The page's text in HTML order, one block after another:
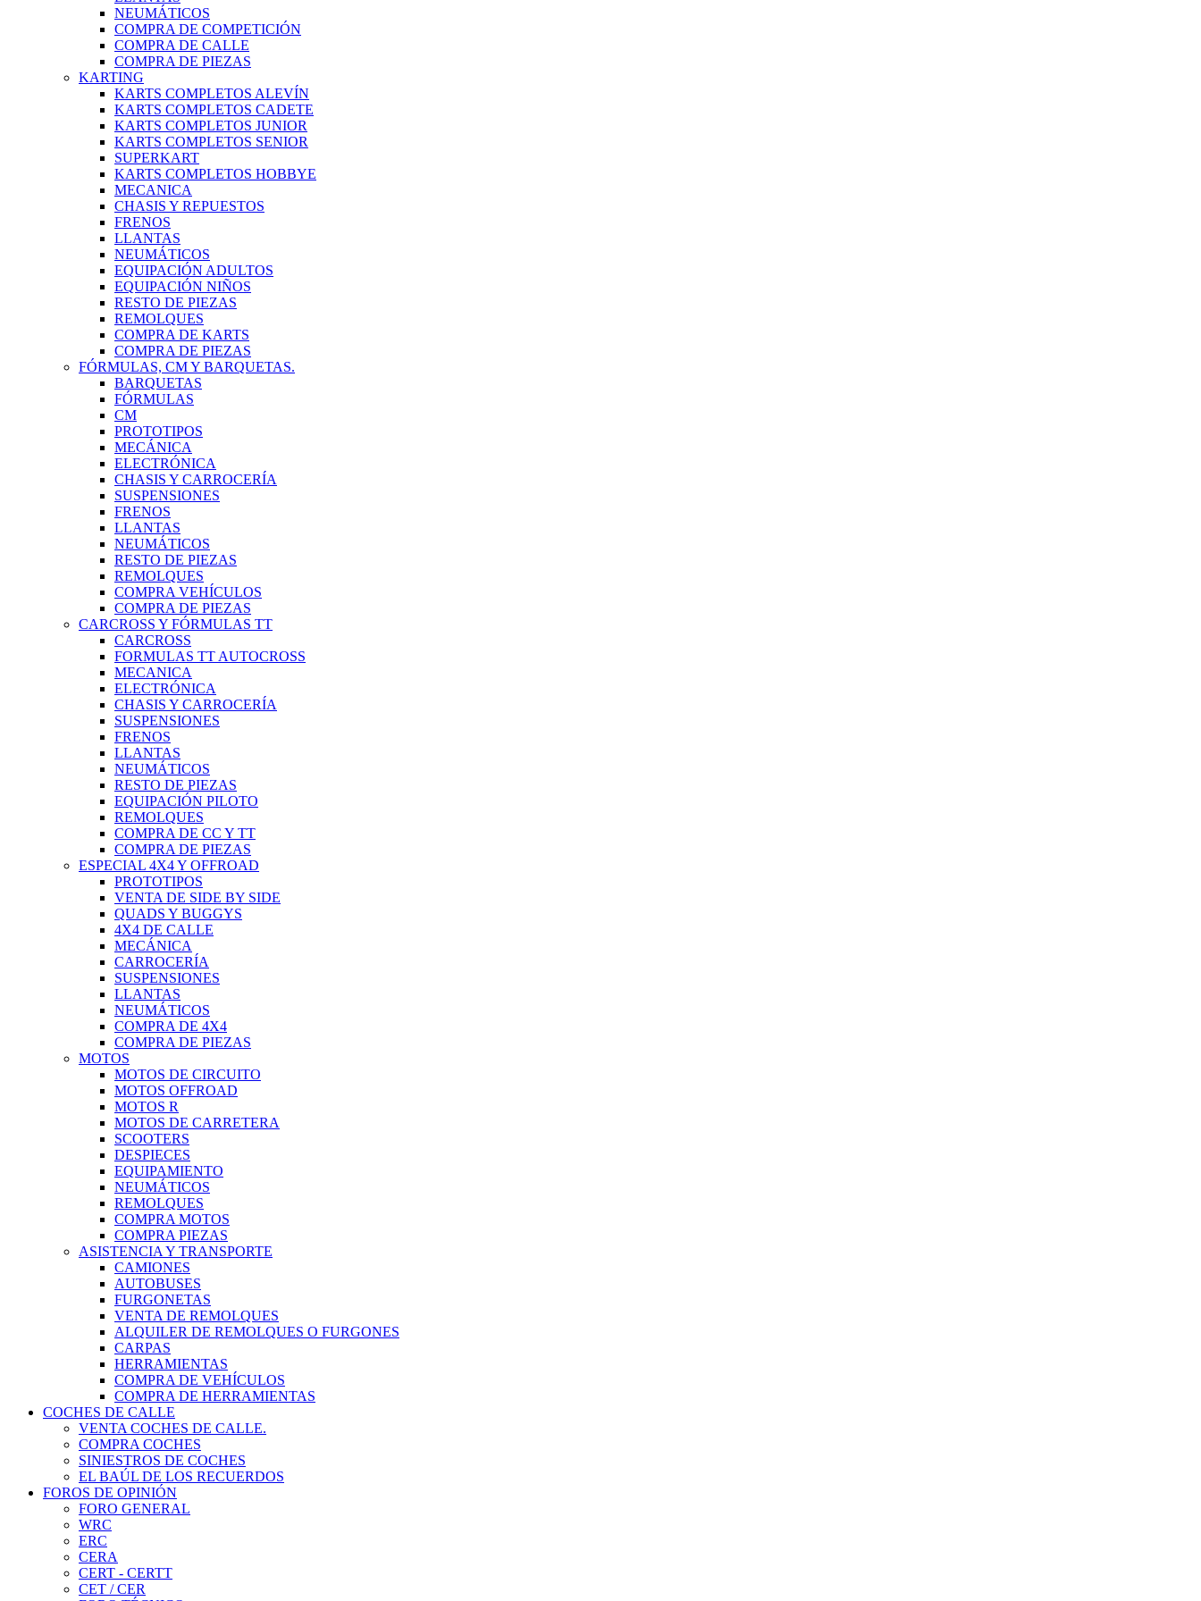
NEUMÁTICOS
COMPRA DE COMPETICIÓN
COMPRA DE CALLE
COMPRA DE PIEZAS
KARTING
KARTS COMPLETOS ALEVÍN
KARTS COMPLETOS CADETE
KARTS COMPLETOS JUNIOR
KARTS COMPLETOS SENIOR
SUPERKART
KARTS COMPLETOS HOBBYE
MECANICA
CHASIS Y REPUESTOS
FRENOS
LLANTAS
NEUMÁTICOS
EQUIPACIÓN ADULTOS
EQUIPACIÓN NIÑOS
RESTO DE PIEZAS
REMOLQUES
COMPRA DE KARTS
COMPRA DE PIEZAS
FÓRMULAS, CM Y BARQUETAS.
BARQUETAS
FÓRMULAS
CM
PROTOTIPOS
MECÁNICA
ELECTRÓNICA
CHASIS Y CARROCERÍA
SUSPENSIONES
FRENOS
LLANTAS
NEUMÁTICOS
RESTO DE PIEZAS
REMOLQUES
COMPRA VEHÍCULOS
COMPRA DE PIEZAS
CARCROSS Y FÓRMULAS TT
CARCROSS
FORMULAS TT AUTOCROSS
MECANICA
ELECTRÓNICA
CHASIS Y CARROCERÍA
SUSPENSIONES
FRENOS
LLANTAS
NEUMÁTICOS
RESTO DE PIEZAS
EQUIPACIÓN PILOTO
REMOLQUES
COMPRA DE CC Y TT
COMPRA DE PIEZAS
ESPECIAL 4X4 Y OFFROAD
PROTOTIPOS
VENTA DE SIDE BY SIDE
QUADS Y BUGGYS
4X4 DE CALLE
MECÁNICA
CARROCERÍA
SUSPENSIONES
LLANTAS
NEUMÁTICOS
COMPRA DE 4X4
COMPRA DE PIEZAS
MOTOS
MOTOS DE CIRCUITO
MOTOS OFFROAD
MOTOS R
MOTOS DE CARRETERA
SCOOTERS
DESPIECES
EQUIPAMIENTO
NEUMÁTICOS
REMOLQUES
COMPRA MOTOS
COMPRA PIEZAS
ASISTENCIA Y TRANSPORTE
CAMIONES
AUTOBUSES
FURGONETAS
VENTA DE REMOLQUES
ALQUILER DE REMOLQUES O FURGONES
CARPAS
HERRAMIENTAS
COMPRA DE VEHÍCULOS
COMPRA DE HERRAMIENTAS
COCHES DE CALLE
VENTA COCHES DE CALLE.
COMPRA COCHES
SINIESTROS DE COCHES
EL BAÚL DE LOS RECUERDOS
FOROS DE OPINIÓN
FORO GENERAL
WRC
ERC
CERA
CERT - CERTT
CET / CER